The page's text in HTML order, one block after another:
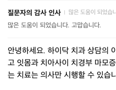
질문자의 감사 인사 많은 도움이 되었습
많은 도움이 되었습니다. 고맙습니다.
안녕하세요. 하이닥 치과 상담의
고 잇몸과 치아사이 치경부 마모
는 치료는 의사만 시행할 수 있습